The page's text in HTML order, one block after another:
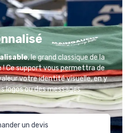
, le grand classique de la
Ce support vous permettra de
votre identité visuelle, en y
logos ou des messages
un devis